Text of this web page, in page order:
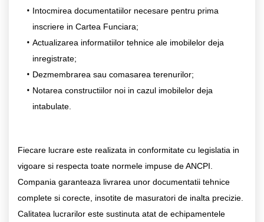
Intocmirea documentatiilor necesare pentru prima
inscriere in Cartea Funciara;
Actualizarea informatiilor tehnice ale imobilelor deja
inregistrate;
Dezmembrarea sau comasarea terenurilor;
Notarea constructiilor noi in cazul imobilelor deja
intabulate.
Fiecare lucrare este realizata in conformitate cu legislatia in
vigoare si respecta toate normele impuse de ANCPI.
Compania garanteaza livrarea unor documentatii tehnice
complete si corecte, insotite de masuratori de inalta precizie.
Calitatea lucrarilor este sustinuta atat de echipamentele